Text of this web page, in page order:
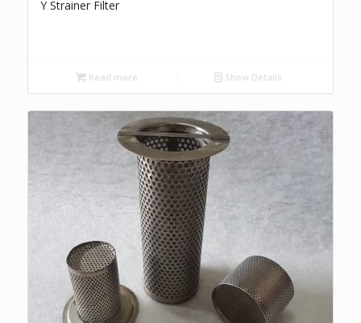
Y Strainer Filter
Read more Show Details